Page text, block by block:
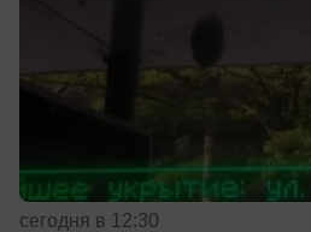
сегодня в 12:30